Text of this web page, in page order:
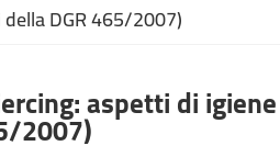
DGR 465/2007)
aspetti di igiene
2007)